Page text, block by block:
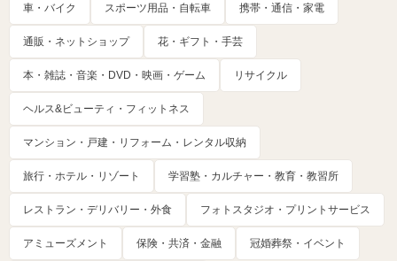
車・バイク スポーツ用品・自転車 携帯・通信・家電
通販・ネットショップ 花・ギフト・手芸
本・雑誌・音楽・DVD・映画・ゲーム リサイクル
ヘルス&ビューティ・フィットネス
マンション・戸建・リフォーム・レンタル収納
旅行・ホテル・リゾート 学習塾・カルチャー・教育・教習所
レストラン・デリバリー・外食 フォトスタジオ・プリントサービス
アミューズメント 保険・共済・金融 冠婚葬祭・イベント